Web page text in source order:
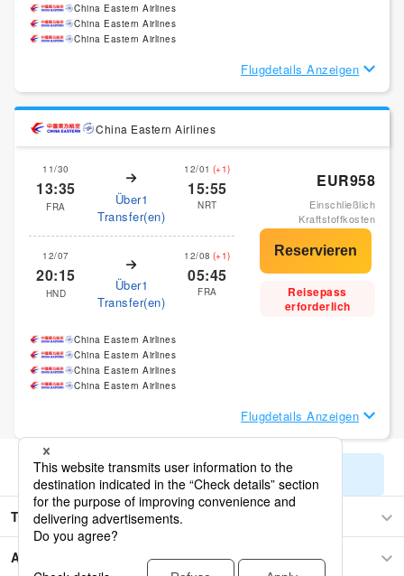
China Eastern Airlines
China Eastern Airlines
China Eastern Airlines
Flugdetails Anzeigen
China Eastern Airlines
11/30
13:35
FRA
Über1
Transfer(en)
12/01 (+1)
15:55
NRT
12/07
20:15
HND
Über1
Transfer(en)
12/08 (+1)
05:45
FRA
EUR958
Einschließlich
Kraftstoffkosten
Reisepass
erforderlich
China Eastern Airlines
China Eastern Airlines
China Eastern Airlines
China Eastern Airlines
Flugdetails Anzeigen
Restliche Suchergebnisse anzeigen
Tokyo
Asien